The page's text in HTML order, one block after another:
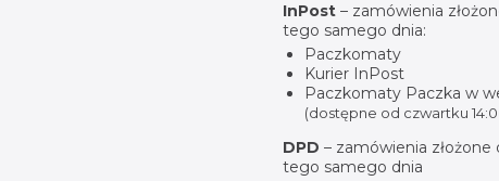
InPost – zamówienia
tego samego dnia:
Paczkomaty
Kurier InPost
Paczkomaty Paczka w
(dostępne od czwartku
DPD – zamówienia złożone
tego samego dnia